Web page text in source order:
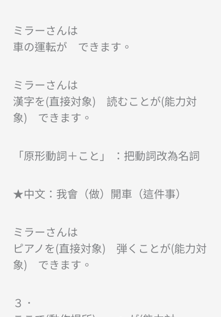
ミラーさんは
車の運転が できます。
ミラーさんは
漢字を(直接対象) 読むことが(能力対
象) できます。
「原形動詞＋こと」 ：把動詞改為名詞
★中文：我會（做）開車（這件事）
ミラーさんは
ピアノを(直接対象) 弾くことが(能力対
象) できます。
３．